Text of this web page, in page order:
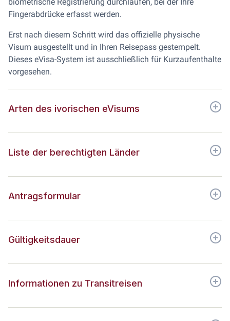
Fingerabdrücke erfasst werden.
Erst nach diesem Schritt wird das offizielle physische
Visum ausgestellt und in Ihren Reisepass gestempelt.
Dieses eVisa-System ist ausschließlich für Kurzaufenthalte
vorgesehen.
Arten des ivorischen eVisums
Liste der berechtigten Länder
Antragsformular
Gültigkeitsdauer
Informationen zu Transitreisen